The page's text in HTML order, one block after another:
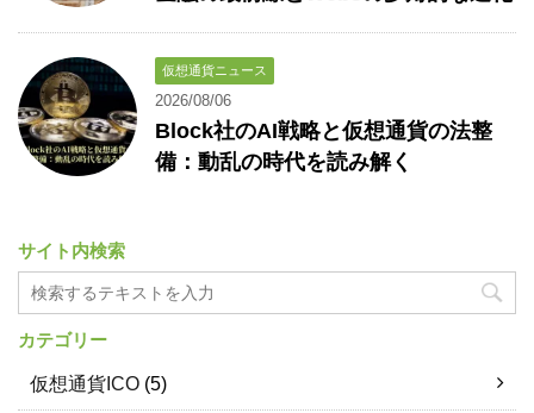
仮想通貨ニュース
2026/08/06
Block社のAI戦略と仮想通貨の法整
備：動乱の時代を読み解く
サイト内検索
カテゴリー
仮想通貨ICO (5)